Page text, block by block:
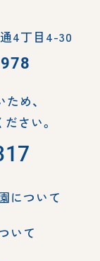
4丁目4-30
め、
さい。
について
いて